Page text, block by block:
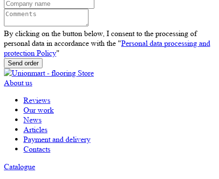
By clicking on the button below, I consent to the processing of
personal data in accordance with the "Personal data processing and
protection Policy"
Send order
About us
Reviews
Our work
News
Articles
Payment and delivery
Contacts
Catalogue